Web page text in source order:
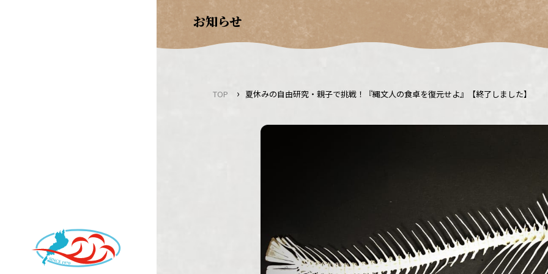
Skip
お知らせ
TOP › 夏休みの自由研究・親子で挑戦！『縄文人の食卓を復元せよ』【終了しました】